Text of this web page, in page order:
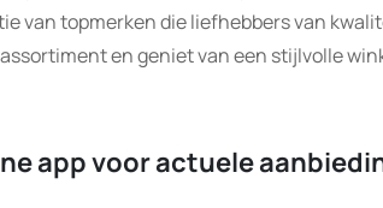
van topmerken die liefhebbers van
en geniet van een stijlvolle
app voor actuele